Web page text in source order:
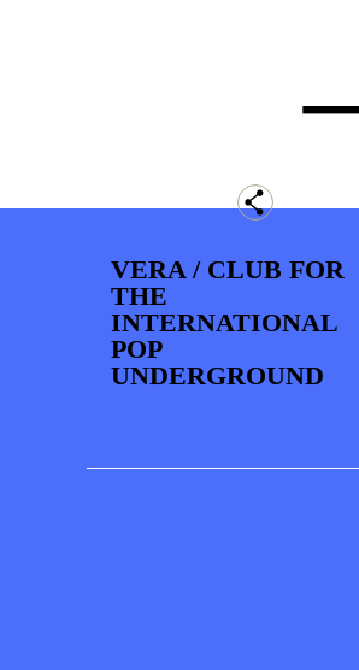
VERA / CLUB FOR
THE
INTERNATIONAL
POP
UNDERGROUND